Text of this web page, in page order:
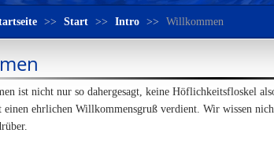
>> Start >> Intro >> Willkommen
ist nicht nur so dahergesagt, keine Höflichkeitsfloskel
einen ehrlichen Willkommensgruß verdient. Wir wissen